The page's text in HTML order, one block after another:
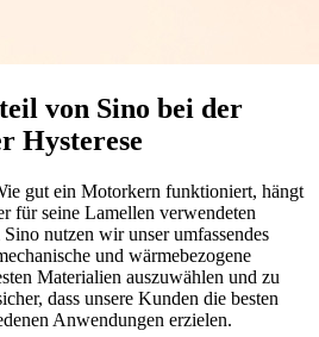
von Sino bei der
Hysterese
gut ein Motorkern funktioniert, hängt
für seine Lamellen verwendeten
nutzen wir unser umfassendes
und wärmebezogene
Materialien auszuwählen und zu
dass unsere Kunden die besten
Anwendungen erzielen.